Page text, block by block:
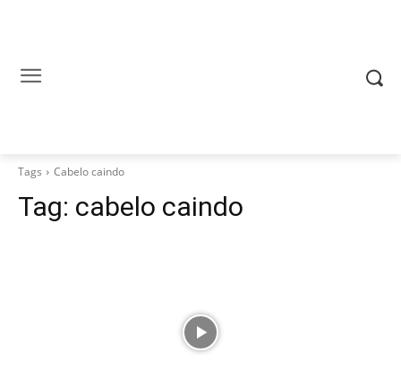
Tags Cabelo caindo
Tag: cabelo caindo